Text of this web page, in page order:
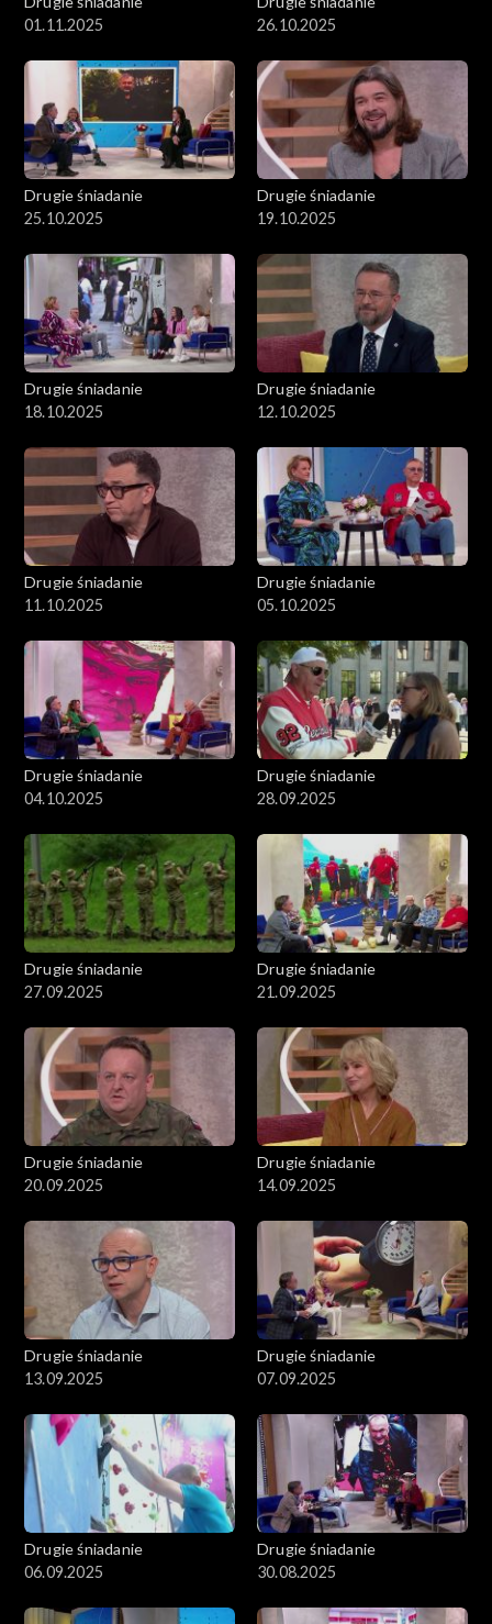
01.11.2025
26.10.2025
Drugie śniadanie
25.10.2025
Drugie śniadanie
19.10.2025
Drugie śniadanie
18.10.2025
Drugie śniadanie
12.10.2025
Drugie śniadanie
11.10.2025
Drugie śniadanie
05.10.2025
Drugie śniadanie
04.10.2025
Drugie śniadanie
28.09.2025
Drugie śniadanie
27.09.2025
Drugie śniadanie
21.09.2025
Drugie śniadanie
20.09.2025
Drugie śniadanie
14.09.2025
Drugie śniadanie
13.09.2025
Drugie śniadanie
07.09.2025
Drugie śniadanie
06.09.2025
Drugie śniadanie
30.08.2025